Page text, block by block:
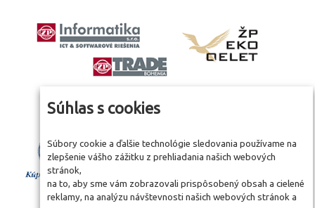
Súhlas s cookies
Súbory cookie a ďalšie technológie sledovania používame na
zlepšenie vášho zážitku z prehliadania našich webových
stránok,
na to, aby sme vám zobrazovali prispôsobený obsah a cielené
reklamy, na analýzu návštevnosti našich webových stránok a